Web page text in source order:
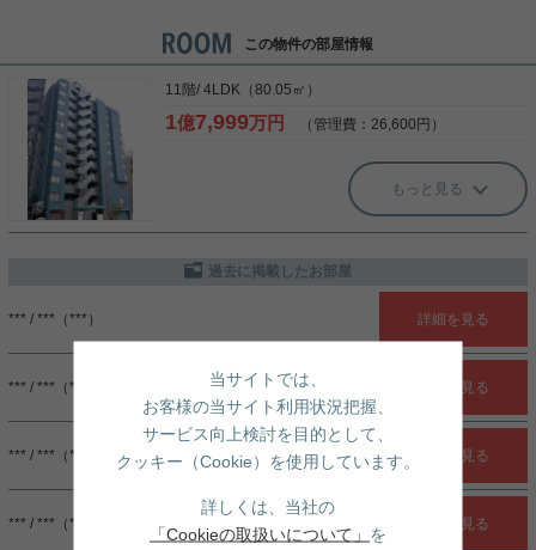
この物件の部屋情報
11階/ 4LDK（80.05㎡）
1億7,999万円 （管理費：26,600円）
もっと見る
過去に掲載したお部屋
*** / ***（***） 詳細を見る
*** / ***（***） 詳細を見る
*** / ***（***） 詳細を見る
*** / ***（***） 詳細を見る
当サイトでは、
お客様の当サイト利用状況把握、
サービス向上検討を目的として、
クッキー（Cookie）を使用しています。
詳しくは、当社の
「Cookieの取扱いについて」 を